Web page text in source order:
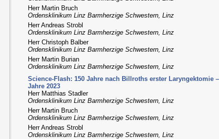
Herr Martin Bruch
Ordensklinikum Linz Barmherzige Schwestern, Linz
Herr Andreas Strobl
Ordensklinikum Linz Barmherzige Schwestern, Linz
Herr Christoph Balber
Ordensklinikum Linz Barmherzige Schwestern, Linz
Herr Martin Burian
Ordensklinikum Linz Barmherzige Schwestern, Linz
Science-Flash: 150 Jahre nach Billroths erster Laryngektomie
Jahre 2023
Herr Matthias Stadler
Ordensklinikum Linz Barmherzige Schwestern, Linz
Herr Martin Bruch
Ordensklinikum Linz Barmherzige Schwestern, Linz
Herr Andreas Strobl
Ordensklinikum Linz Barmherzige Schwestern, Linz